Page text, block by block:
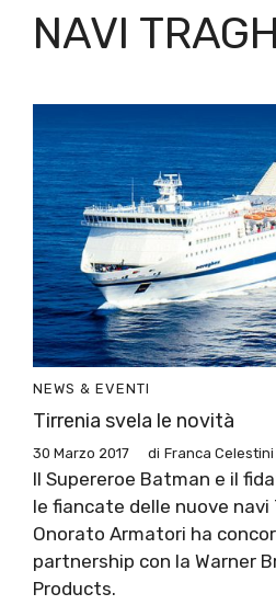
NAVI
NEWS & EVENTI
Tirrenia svela le novità
30 Marzo 2017 di Franca Celestini
Il Supereroe Batman e il
le fiancate delle nuove navi
Onorato Armatori ha
partnership con la Warner
Products.